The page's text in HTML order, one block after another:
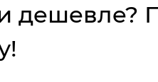
дешевле?